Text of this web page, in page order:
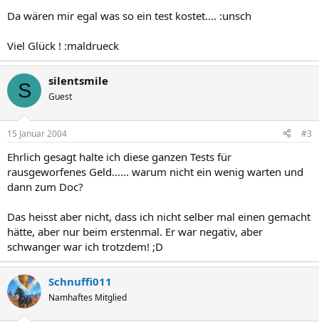
Da wären mir egal was so ein test kostet.... :unsch
Viel Glück ! :maldrueck
S silentsmile
Guest
15 Januar 2004 #3
Ehrlich gesagt halte ich diese ganzen Tests für
rausgeworfenes Geld...... warum nicht ein wenig warten und
dann zum Doc?
Das heisst aber nicht, dass ich nicht selber mal einen gemacht
hätte, aber nur beim erstenmal. Er war negativ, aber
schwanger war ich trotzdem! ;D
Schnuffi011
Namhaftes Mitglied